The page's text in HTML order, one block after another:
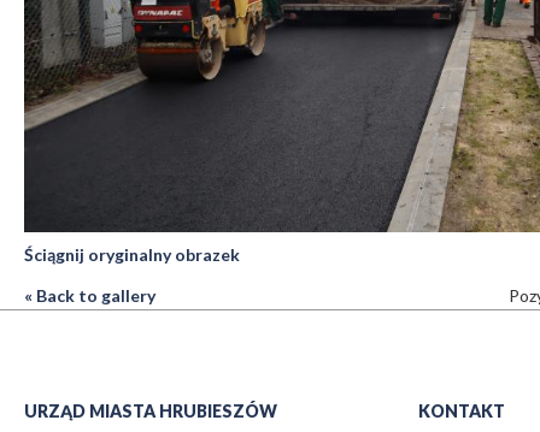
Ściągnij oryginalny obrazek
« Back to gallery
URZĄD MIASTA HRUBIESZÓW KONTAKT